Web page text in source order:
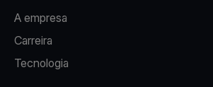
A empresa
Carreira
Tecnologia